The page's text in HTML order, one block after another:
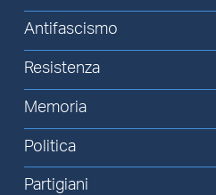
Antifascismo
Resistenza
Memoria
Politica
Partigiani